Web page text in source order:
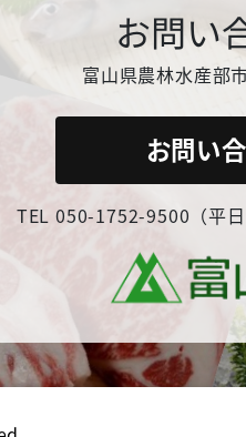
お問い
富山県農林水産部
お問い
TEL 050-1752-9500（平